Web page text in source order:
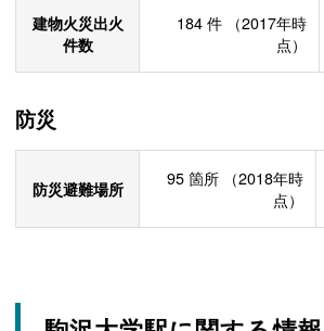
建物火災出火
件数
184 件
（2017年時
点）
防災
防災避難場所 95 箇所
（2018年時
点）